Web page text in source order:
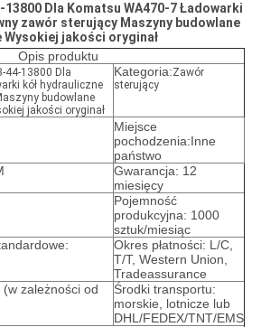
Dla Komatsu WA470-7 Ładowarki
zawór sterujący Maszyny budowlane
jakości oryginał
Opis produktu
44-13800 Dla
kół hydrauliczne
budowlane
jakości oryginał
Kategoria:Zawór
sterujący
Miejsce
pochodzenia:Inne
państwo
Gwarancja: 12
miesięcy
Pojemność
produkcyjna: 1000
sztuk/miesiąc
Okres płatności: L/C,
T/T, Western Union,
Tradeassurance
zależności od
Środki transportu:
morskie, lotnicze lub
DHL/FEDEX/TNT/EMS